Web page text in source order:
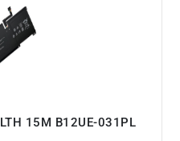
15M B12UE-031PL